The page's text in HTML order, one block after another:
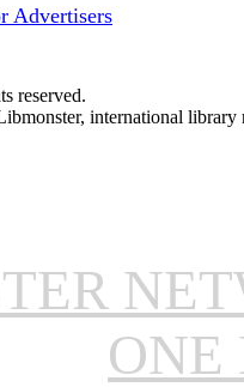
Advertisers
reserved.
international library
ONE